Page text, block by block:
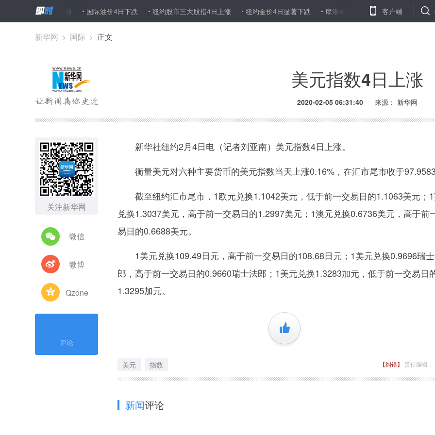
备低当量核武器 国际油价4日下跌 纽约股市三大股指4日上涨 纽约金价4日显著下跌 摩洛哥捣毁一个与“伊斯兰国”有关联团伙
客户端
新华网 > 国际 > 正文
美元指数4日上涨
2020-02-05 06:31:40 来源： 新华网
关注新华网
微信
微博
Qzone
评论
新华社纽约2月4日电（记者刘亚南）美元指数4日上涨。
衡量美元对六种主要货币的美元指数当天上涨0.16%，在汇市尾市收于97.9583
截至纽约汇市尾市，1欧元兑换1.1042美元，低于前一交易日的1.1063美元；
兑换1.3037美元，高于前一交易日的1.2997美元；1澳元兑换0.6736美元，高于前
易日的0.6688美元。
1美元兑换109.49日元，高于前一交易日的108.68日元；1美元兑换0.9696瑞
郎，高于前一交易日的0.9660瑞士法郎；1美元兑换1.3283加元，低于前一交易日
1.3295加元。
+1
美元 指数 【纠错】 责任编辑：
新闻评论